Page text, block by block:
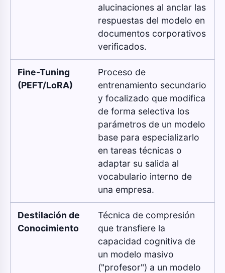
alucinaciones al anclar las
respuestas del modelo en
documentos corporativos
verificados.
Fine-Tuning
(PEFT/LoRA)
Proceso de
entrenamiento secundario
y focalizado que modifica
de forma selectiva los
parámetros de un modelo
base para especializarlo
en tareas técnicas o
adaptar su salida al
vocabulario interno de
una empresa.
Destilación de
Conocimiento
Técnica de compresión
que transfiere la
capacidad cognitiva de
un modelo masivo
("profesor") a un modelo